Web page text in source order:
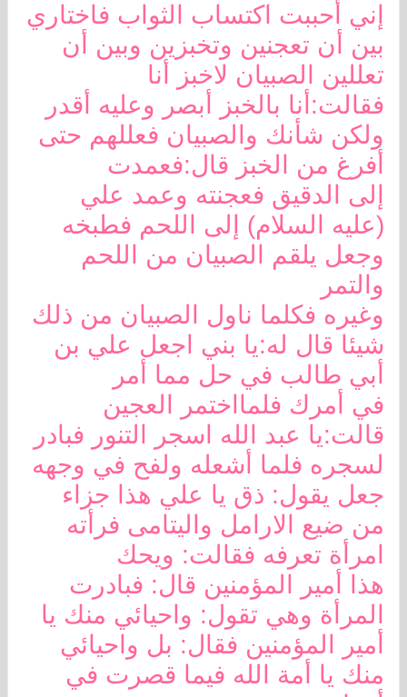
إني أحببت اكتساب الثواب فاختاري
بين أن تعجنين وتخبزين وبين أن
تعللين الصبيان لاخبز أنا
فقالت:أنا بالخبز أبصر وعليه أقدر
ولكن شأنك والصبيان فعللهم حتى
أفرغ من الخبز قال:فعمدت
إلى الدقيق فعجنته وعمد علي
(عليه السلام) إلى اللحم فطبخه
وجعل يلقم الصبيان من اللحم
والتمر
وغيره فكلما ناول الصبيان من ذلك
شيئا قال له:يا بني اجعل علي بن
أبي طالب في حل مما أمر
في أمرك فلمااختمر العجين
قالت:يا عبد الله اسجر التنور فبادر
لسجره فلما أشعله ولفح في وجهه
جعل يقول: ذق يا علي هذا جزاء
من ضيع الارامل واليتامى فرأته
امرأة تعرفه فقالت: ويحك
هذا أمير المؤمنين قال: فبادرت
المرأة وهي تقول: واحيائي منك يا
أمير المؤمنين فقال: بل واحيائي
منك يا أمة الله فيما قصرت في